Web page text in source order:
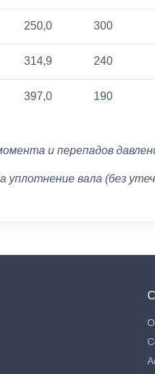
250,0 300
314,9 240
397,0 190
и перепадов
уплотнение вала (без
О